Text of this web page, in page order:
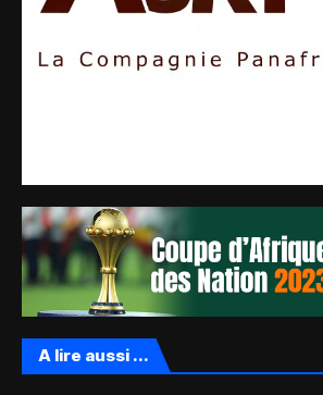
A lire aussi ...